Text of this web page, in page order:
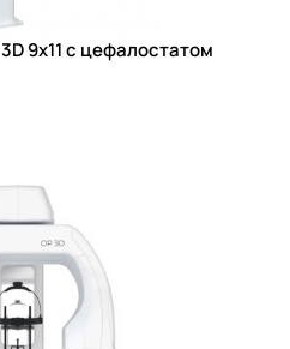
9х11 с цефалостатом